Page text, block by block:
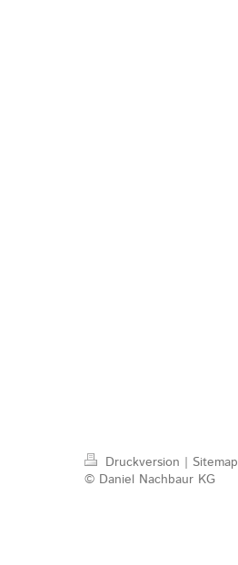
Druckversion | Sitemap
© Daniel Nachbaur KG